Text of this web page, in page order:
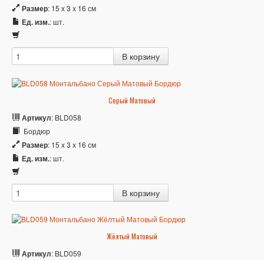
Размер: 15 x 3 x 16 см
Ед. изм.: шт.
Серый Матовый
Артикул: BLD058
Бордюр
Размер: 15 x 3 x 16 см
Ед. изм.: шт.
Жёлтый Матовый
Артикул: BLD059